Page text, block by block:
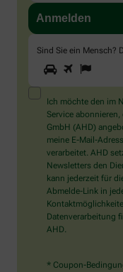
Sind Sie ein Mensch?
Sind
Sie
ein
Mensch?
Dann
wählen
Sie
bitte
das
Flugzeug.
1 2
Ich möchte den im
Service
GmbH (AHD)
meine E-Mail-
verarbeitet. AHD
Newsletters den
kann jederzeit für
Abmelde-Link in
Datenverarbeitung
AHD.
* Coupon-